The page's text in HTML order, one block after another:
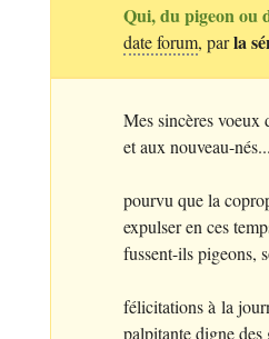
Qui, du pigeon ou
date forum, parla
Mes sincères voeux
et aux nouveau-nés...
pourvu que la
expulser en ces
fussent-ils pigeons,
félicitations à la
palpitante digne des